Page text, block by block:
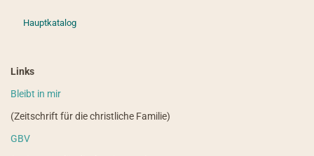
Hauptkatalog
Links
Bleibt in mir
(Zeitschrift für die christliche Familie)
GBV